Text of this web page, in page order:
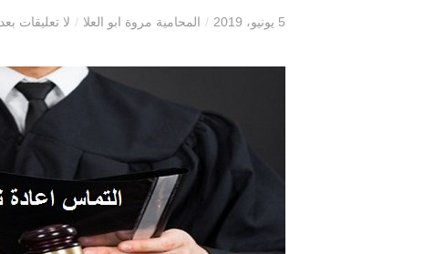
5 يونيو، 2019 / المحامية مروة ابو العلا / لا تعليقات بعد